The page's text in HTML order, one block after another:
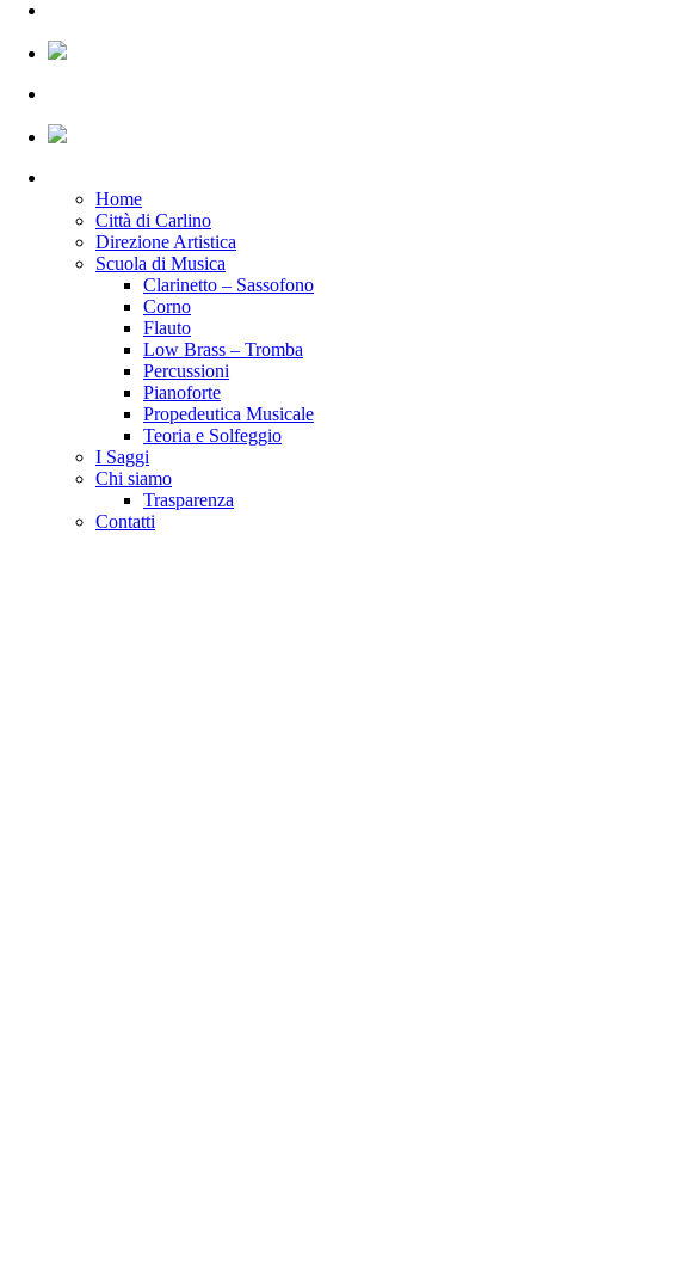
Home
Città di Carlino
Direzione Artistica
Scuola di Musica
Clarinetto – Sassofono
Corno
Flauto
Low Brass – Tromba
Percussioni
Pianoforte
Propedeutica Musicale
Teoria e Solfeggio
I Saggi
Chi siamo
Trasparenza
Contatti